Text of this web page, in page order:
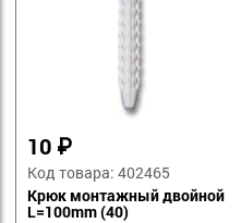
10 ₽
Код товара: 402465
Крюк монтажный двойной
L=100mm (40)